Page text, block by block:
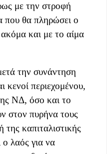
με την στροφή
που θα πληρώσει ο
και με το αίμα
την συνάντηση
κενοί περιεχομένου,
ΝΔ, όσο και το
στον πυρήνα τους
της καπιταλιστικής
λαός για να